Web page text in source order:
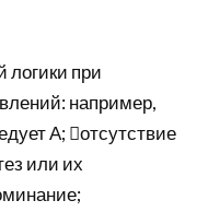
логики при
например,
А; отсутствие
или их